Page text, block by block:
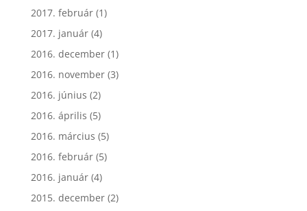
2017. február(1)
2017. január(4)
2016. december(1)
2016. november(3)
2016. június (2)
2016. április (5)
2016. március (5)
2016. február(5)
2016. január(4)
2015. december(2)